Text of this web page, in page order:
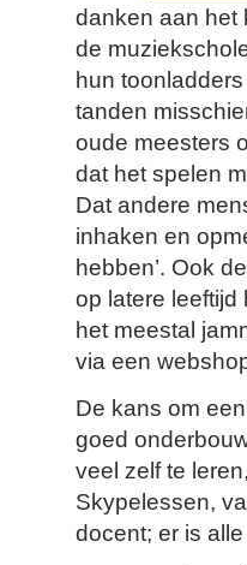
danken aan het
de
hun
tanden
oude meesters
dat het spelen
Dat andere
inhaken en
hebben’. Ook
op latere
het meestal
via een
De kans om
goed
veel zelf te
Skypelessen,
docent; er is